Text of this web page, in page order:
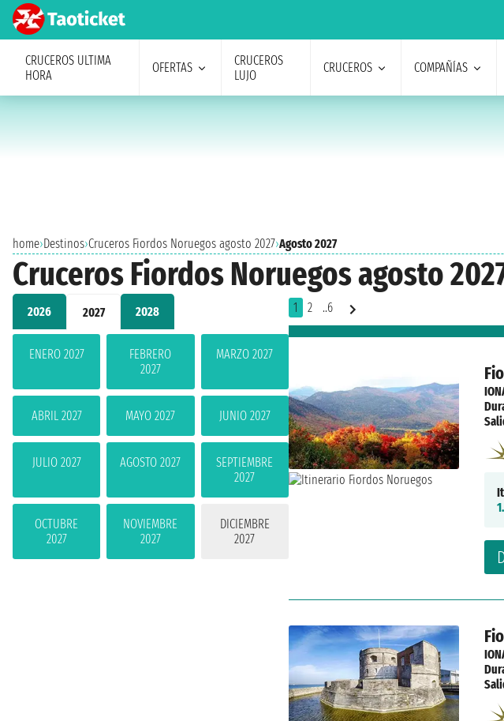
CRUCEROS ULTIMA
HORA
OFERTAS
CRUCEROS
LUJO
CRUCEROS COMPAÑÍAS
home›Destinos›Cruceros Fiordos Noruegos agosto 2027›Agosto 2027
Cruceros Fiordos Noruegos agosto
2026 2027 2028
ENERO 2027
FEBRERO
2027
MARZO 2027
ABRIL 2027 MAYO 2027 JUNIO 2027
JULIO 2027 AGOSTO 2027
SEPTIEMBRE
2027
OCTUBRE
2027
NOVIEMBRE
2027
DICIEMBRE
2027
1 2 ..6
1.